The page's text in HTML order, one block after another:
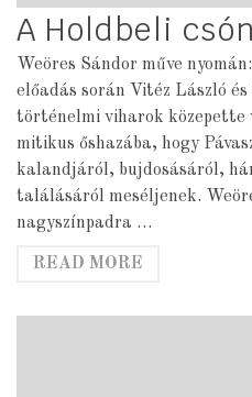
A Holdbeli
Weöres Sándor műve
előadás során Vitéz László
történelmi viharok közepette
mitikus őshazába, hogy
kalandjáról, bujdosásáról,
találásáról meséljenek.
nagyszínpadra …
READ MORE